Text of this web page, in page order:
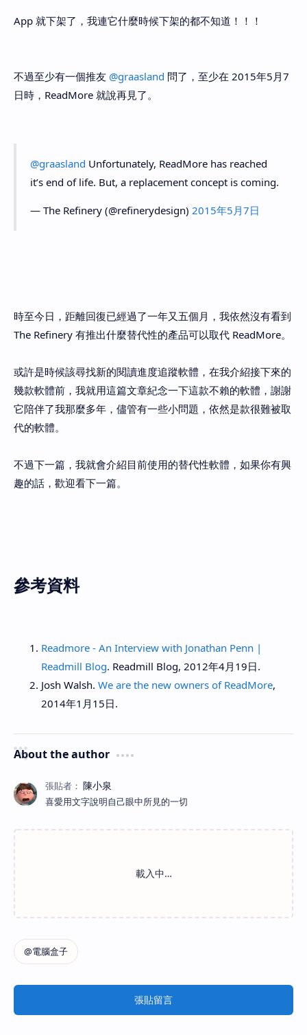
App 就下架了，我連它什麼時候下架的都不知道！！！
不過至少有一個推友 @graasland 問了，至少在 2015年5月7
日時，ReadMore 就說再見了。
@graasland Unfortunately, ReadMore has reached
it’s end of life. But, a replacement concept is coming.
— The Refinery (@refinerydesign) 2015年5月7日
時至今日，距離回復已經過了一年又五個月，我依然沒有看到
The Refinery 有推出什麼替代性的產品可以取代 ReadMore。
或許是時候該尋找新的閱讀進度追蹤軟體，在我介紹接下來的
幾款軟體前，我就用這篇文章紀念一下這款不賴的軟體，謝謝
它陪伴了我那麼多年，儘管有一些小問題，依然是款很難被取
代的軟體。
不過下一篇，我就會介紹目前使用的替代性軟體，如果你有興
趣的話，歡迎看下一篇。
參考資料
Readmore - An Interview with Jonathan Penn |
Readmill Blog. Readmill Blog, 2012年4月19日.
Josh Walsh. We are the new owners of ReadMore,
2014年1月15日.
About the author
喜愛用文字說明自己眼中所見的一切
張貼留言